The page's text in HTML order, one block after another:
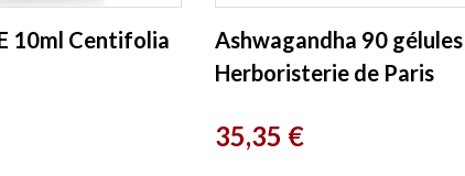
10ml Centifolia
Ashwagandha 90 gélules
Herboristerie de Paris
Prix
35,35 €